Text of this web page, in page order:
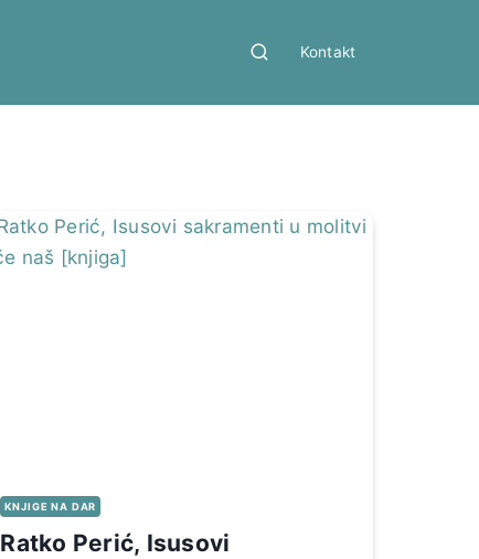
Kontakt
KNJIGE NA DAR
Ratko Perić, Isusovi